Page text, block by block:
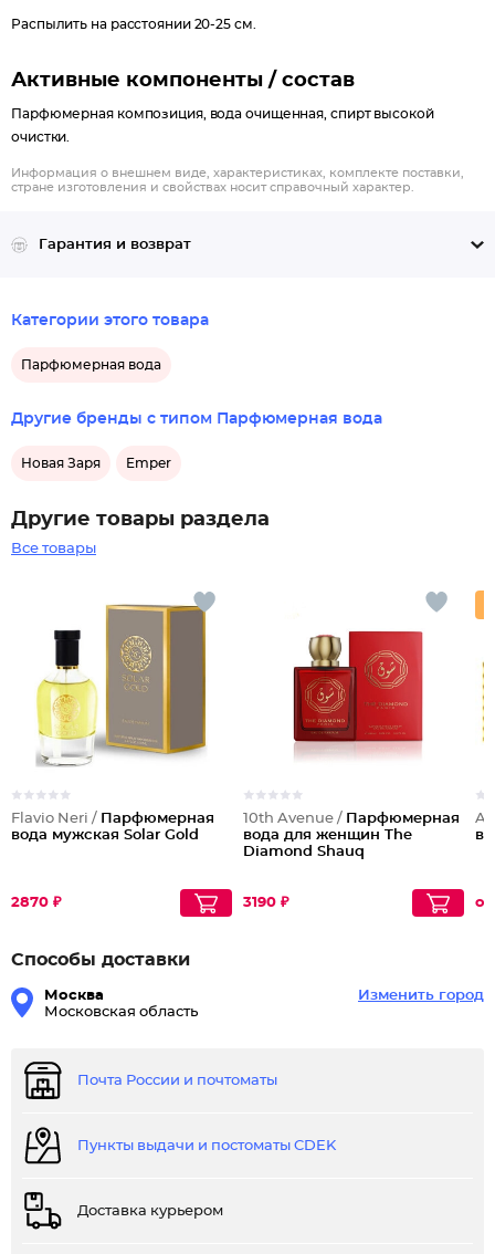
Распылить на расстоянии 20-25 см.
Активные компоненты / состав
Парфюмерная композиция, вода очищенная, спирт высокой
очистки.
Информация о внешнем виде, характеристиках, комплекте поставки,
стране изготовления и свойствах носит справочный характер.
Гарантия и возврат
Категории этого товара
Парфюмерная вода
Другие бренды с типом Парфюмерная вода
Новая Заря Emper
Другие товары раздела
Все товары
Flavio Neri / Парфюмерная
вода мужская Solar Gold
2870 ₽
10th Avenue / Парфюмерная
вода для женщин The
Diamond Shauq
3190 ₽
Способы доставки
Москва
Московская область
Изменить город
Почта России и почтоматы
Пункты выдачи и постоматы CDEK
Доставка курьером